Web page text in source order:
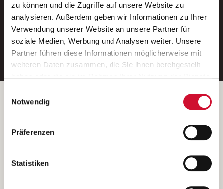
zu können und die Zugriffe auf unsere Website zu
analysieren. Außerdem geben wir Informationen zu Ihrer
Verwendung unserer Website an unsere Partner für
soziale Medien, Werbung und Analysen weiter. Unsere
Partner führen diese Informationen möglicherweise mit
weiteren Daten zusammen, die Sie ihnen bereitgestellt
Wenn Sie auf „Cookies zulassen“ klicken, so stimmen
Sie der Speicherung sämtlicher Cookies zu. Sie können
Ihre Einwilligung selbstverständlich jederzeit widerrufen,
indem Sie die Cookie-Einstellungen aufrufen und diese
unsererDatenschutzerklärung
Notwendig
Präferenzen
Statistiken
Ein kostenloser Service von AWO
Jobs.
E-Mail-Adresse eintragen
Betreiber der Webseite
Kantstraße 45a
(Ein Tochterunternehmen des AWO Bezirksverbandes Unterfranken
e.V.)